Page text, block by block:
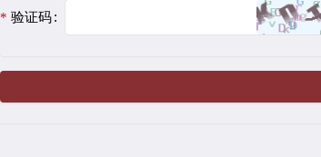
验证码